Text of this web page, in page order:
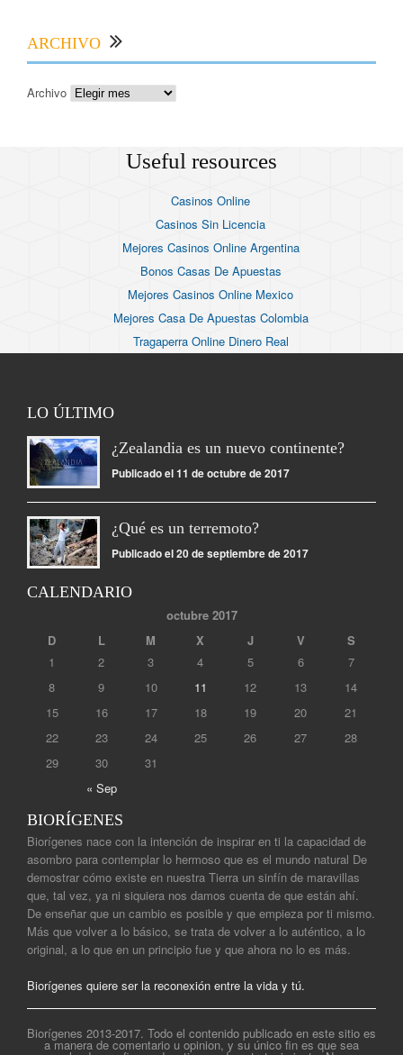
ARCHIVO
Archivo
Useful resources
Casinos Online
Casinos Sin Licencia
Mejores Casinos Online Argentina
Bonos Casas De Apuestas
Mejores Casinos Online Mexico
Mejores Casa De Apuestas Colombia
Tragaperra Online Dinero Real
LO ÚLTIMO
¿Zealandia es un nuevo continente?
Publicado el 11 de octubre de 2017
¿Qué es un terremoto?
Publicado el 20 de septiembre de 2017
CALENDARIO
octubre 2017
D
L M X J V S
« Sep
1 2 3 4 5 6
7
8
9 10 11 12 13
14
15
16 17 18 19 20
21
22
23 24 25 26 27
28
29
30 31
BIORÍGENES
Biorígenes nace con la intención de inspirar en ti la capacidad de
asombro para contemplar lo hermoso que es el mundo natural De
demostrar cómo existe en nuestra Tierra un sinfín de maravillas
que, tal vez, ya ni siquiera nos damos cuenta de que están ahí.
De enseñar que un cambio es posible y que empieza por ti mismo.
Más que volver a lo básico, se trata de volver a lo auténtico, a lo
original, a lo que en un principio fue y que ahora no lo es más.
Biorígenes quiere ser la reconexión entre la vida y tú.
Biorígenes 2013-2017. Todo el contenido publicado en este sitio es
a manera de comentario u opinion, y su único fin es que sea